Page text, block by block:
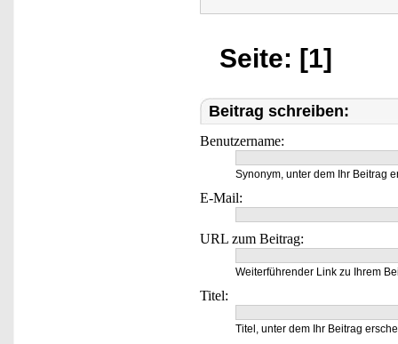
Seite: [1]
Beitrag schreiben:
Benutzername:
Synonym, unter dem Ihr Beitrag
E-Mail:
URL zum Beitrag:
Weiterführender Link zu Ihrem
Titel:
Titel, unter dem Ihr Beitrag